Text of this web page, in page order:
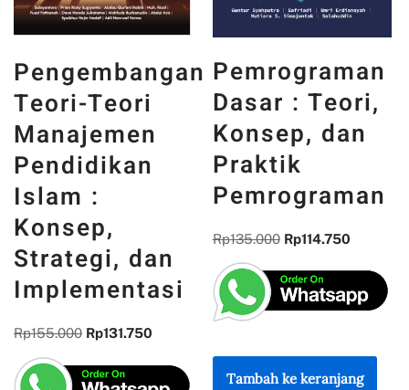
Pemrograman
Dasar : Teori,
Konsep, dan
Praktik
Pemrograman
Rp135.000 Rp114.750
PANCASILA
DAN WAJAH
INDONESIA :
MEMORI,
PENGALAMAN,
DAN
KEBANGSAAN